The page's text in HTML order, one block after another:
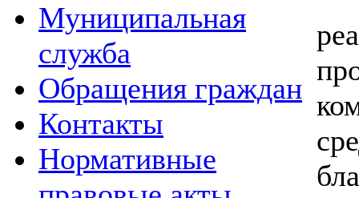
Муниципальная
служба
Обращения граждан
Контакты
Нормативные